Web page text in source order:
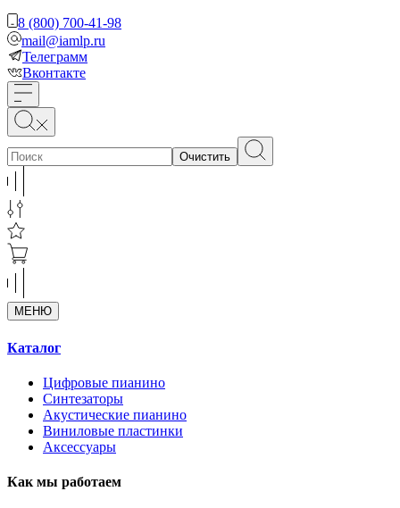
8 (800) 700-41-98
mail@iamlp.ru
Телеграмм
Вконтакте
Очистить
МЕНЮ
Каталог
Цифровые пианино
Синтезаторы
Акустические пианино
Виниловые пластинки
Аксессуары
Как мы работаем